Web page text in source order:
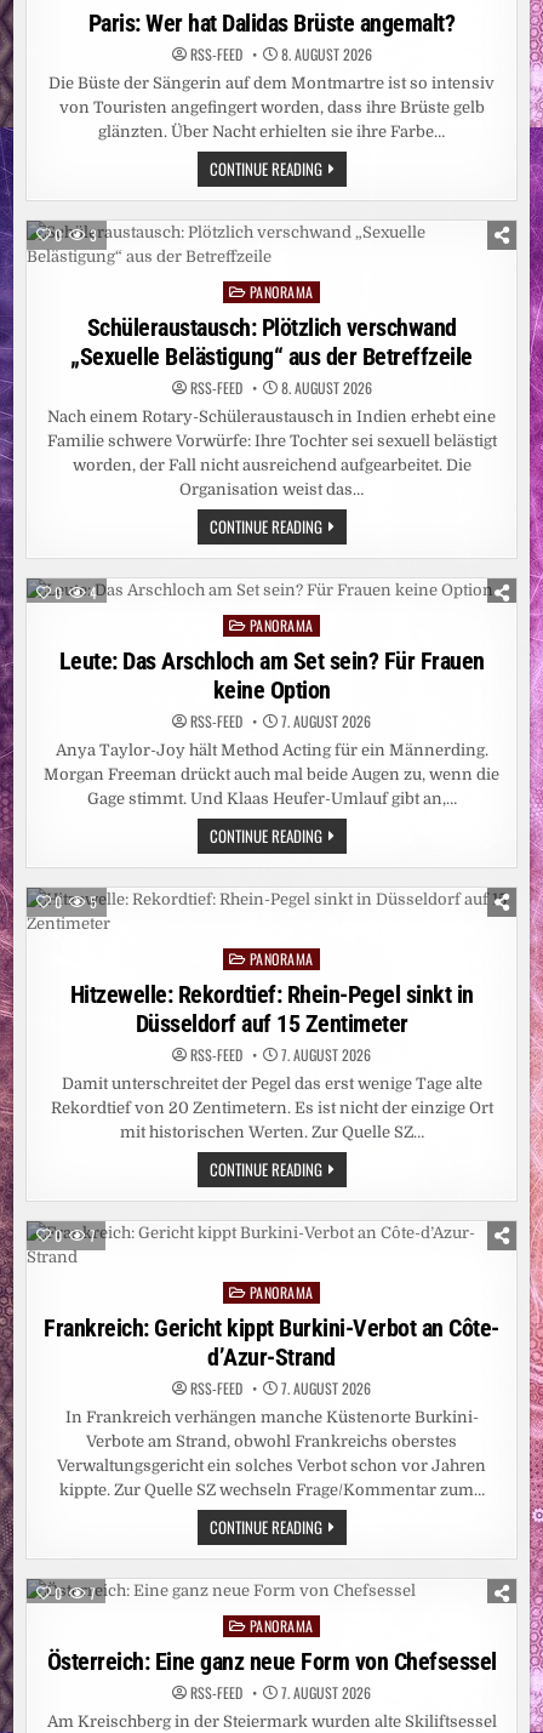
LÄNGST
NICHT
BESIEGT
/
ZAHL
DER
BETROFFENEN
PROVINZEN
AUF
FÜNF
ANGESTIEGEN
–
CARITAS
STELLT
WEITERE
BITTET
UM
SPENDEN
in
Paris: Wer hat Dalidas Brüste angemalt?
RSS-FEED 8. AUGUST 2026
Die Büste der Sängerin auf dem Montmartre ist so intensiv
von Touristen angefingert worden, dass ihre Brüste gelb
glänzten. Über Nacht erhielten sie ihre Farbe…
CONTINUE READINGPARIS:
WER
HAT
DALIDAS
BRÜSTE
ANGEMALT?
0 3
PostedPANORAMA
Schüleraustausch: Plötzlich verschwand
„Sexuelle Belästigung“ aus der Betreffzeile
RSS-FEED 8. AUGUST 2026
Nach einem Rotary-Schüleraustausch in Indien erhebt eine
Familie schwere Vorwürfe: Ihre Tochter sei sexuell belästigt
worden, der Fall nicht ausreichend aufgearbeitet. Die
Organisation weist das…
CONTINUE READINGSCHÜLERAUSTAUSCH:
PLÖTZLICH
VERSCHWAND
„SEXUELLE
BELÄSTIGUNG“
0 4
PostedPANORAMA
Leute: Das Arschloch am Set sein? Für Frauen
keine Option
RSS-FEED 7. AUGUST 2026
Anya Taylor-Joy hält Method Acting für ein Männerding.
Morgan Freeman drückt auch mal beide Augen zu, wenn die
Gage stimmt. Und Klaas Heufer-Umlauf gibt an,…
CONTINUE READINGLEUTE:
DAS
ARSCHLOCH
AM
SET
0 5
PostedPANORAMA
Hitzewelle: Rekordtief: Rhein-Pegel sinkt in
Düsseldorf auf 15 Zentimeter
RSS-FEED 7. AUGUST 2026
Damit unterschreitet der Pegel das erst wenige Tage alte
Rekordtief von 20 Zentimetern. Es ist nicht der einzige Ort
mit historischen Werten. Zur Quelle SZ…
CONTINUE READINGHITZEWELLE:
REKORDTIEF:
RHEIN-
PEGEL
SINKT
0 7
Posted
in
PANORAMA
Frankreich: Gericht kippt Burkini-Verbot an Côte-
d’Azur-Strand
RSS-FEED 7. AUGUST 2026
In Frankreich verhängen manche Küstenorte Burkini-
Verbote am Strand, obwohl Frankreichs oberstes
Verwaltungsgericht ein solches Verbot schon vor Jahren
kippte. Zur Quelle SZ wechseln Frage/Kommentar zum…
CONTINUE READINGFRANKREICH:
GERICHT
KIPPT
BURKINI-
VERBOT
STRAND
0 7
PostedPANORAMA
Österreich: Eine ganz neue Form von Chefsessel
RSS-FEED 7. AUGUST 2026
Am Kreischberg in der Steiermark wurden alte Skiliftsessel